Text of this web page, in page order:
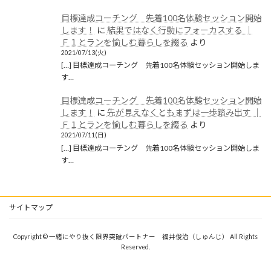
目標達成コーチング 先着100名体験セッション開始
します！
に 結果ではなく行動にフォーカスする │
Ｆ１とランを愉しむ暮らしを綴る より
2021/07/13(火)
[…] 目標達成コーチング 先着100名体験セッション開始しま
す…
目標達成コーチング 先着100名体験セッション開始
します！
に 先が見えなくともまずは一歩踏み出す │
Ｆ１とランを愉しむ暮らしを綴る より
2021/07/11(日)
[…] 目標達成コーチング 先着100名体験セッション開始しま
す…
サイトマップ
Copyright © 一緒にやり抜く限界突破パートナー 福井俊治（しゅんじ） All Rights
Reserved.